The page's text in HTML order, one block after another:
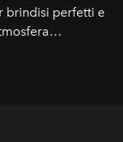
brindisi perfetti e